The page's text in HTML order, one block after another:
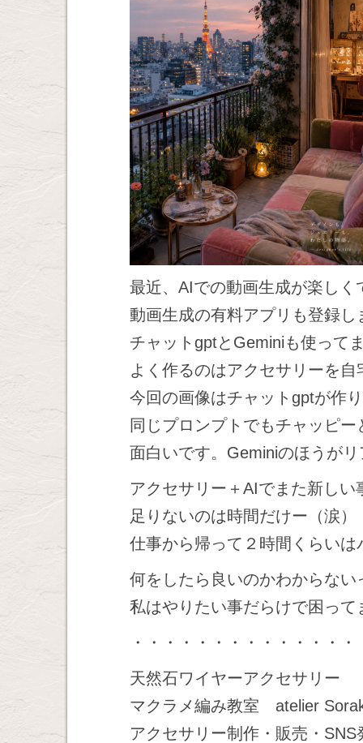
最近、AIでの動画生成が楽しく
動画生成の有料アプリも登録し
チャットgptとGeminiも使って
よく作るのはアクセサリーを
今回の画像はチャットgptが作
同じプロンプトでもチャッピ
面白いです。Geminiのほうが
アクセサリー＋AIでまた新し
足りないのは時間だけー（涙）
仕事から帰って２時間くらい
何をしたら良いのかわからな
私はやりたい事だらけで困って
・・・・・・・・・・・・・・
天然石ワイヤーアクセサリー
マクラメ編み教室 atelier
アクセサリー制作・販売・